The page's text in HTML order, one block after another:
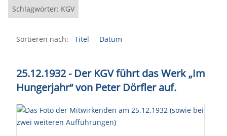
Schlagwörter: KGV
Sortieren nach: Titel Datum
25.12.1932 - Der KGV führt das Werk „Im
Hungerjahr“ von Peter Dörfler auf.